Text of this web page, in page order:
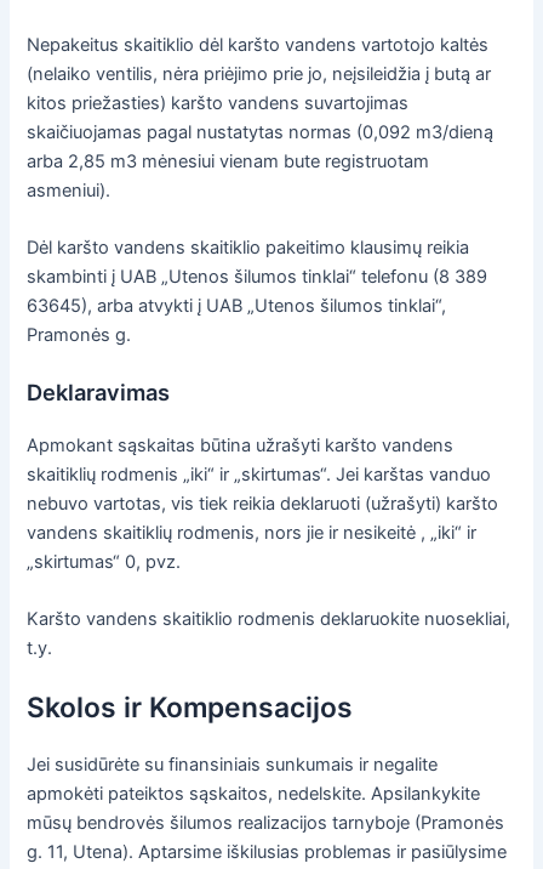
Nepakeitus skaitiklio dėl karšto vandens vartotojo kaltės
(nelaiko ventilis, nėra priėjimo prie jo, neįsileidžia į butą ar
kitos priežasties) karšto vandens suvartojimas
skaičiuojamas pagal nustatytas normas (0,092 m3/dieną
arba 2,85 m3 mėnesiui vienam bute registruotam
asmeniui).
Dėl karšto vandens skaitiklio pakeitimo klausimų reikia
skambinti į UAB „Utenos šilumos tinklai“ telefonu (8 389
63645), arba atvykti į UAB „Utenos šilumos tinklai“,
Pramonės g.
Deklaravimas
Apmokant sąskaitas būtina užrašyti karšto vandens
skaitiklių rodmenis „iki“ ir „skirtumas“. Jei karštas vanduo
nebuvo vartotas, vis tiek reikia deklaruoti (užrašyti) karšto
vandens skaitiklių rodmenis, nors jie ir nesikeitė , „iki“ ir
„skirtumas“ 0, pvz.
Karšto vandens skaitiklio rodmenis deklaruokite nuosekliai,
t.y.
Skolos ir Kompensacijos
Jei susidūrėte su finansiniais sunkumais ir negalite
apmokėti pateiktos sąskaitos, nedelskite. Apsilankykite
mūsų bendrovės šilumos realizacijos tarnyboje (Pramonės
g. 11, Utena). Aptarsime iškilusias problemas ir pasiūlysime